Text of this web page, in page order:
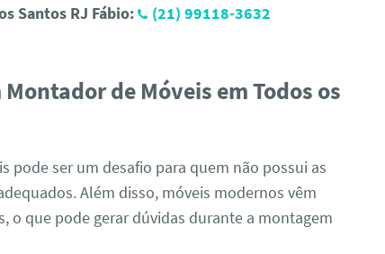
Santos RJ Fábio: (21) 99118-3632
de Móveis em Todos os
pode ser um desafio para quem não possui as
Além disso, móveis modernos vêm
o que pode gerar dúvidas durante a montagem